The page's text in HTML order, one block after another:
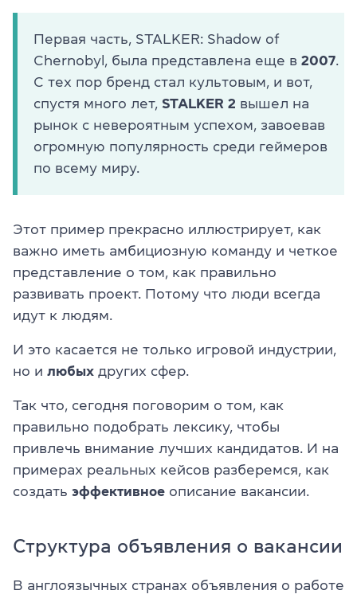
Первая часть, STALKER: Shadow of
Chernobyl, была представлена еще в 2007
С тех пор бренд стал культовым, и вот,
спустя много лет, STALKER 2 вышел на
рынок с невероятным успехом, завоевав
огромную популярность среди геймеров
по всему миру.
Этот пример прекрасно иллюстрирует, как
важно иметь амбициозную команду и четкое
представление о том, как правильно
развивать проект. Потому что люди всегда
идут к людям.
И это касается не только игровой индустрии,
но и любых других сфер.
Так что, сегодня поговорим о том, как
правильно подобрать лексику, чтобы
привлечь внимание лучших кандидатов. И на
примерах реальных кейсов разберемся, как
создать эффективное описание вакансии.
Структура объявления о вакансии
В англоязычных странах объявления о работе